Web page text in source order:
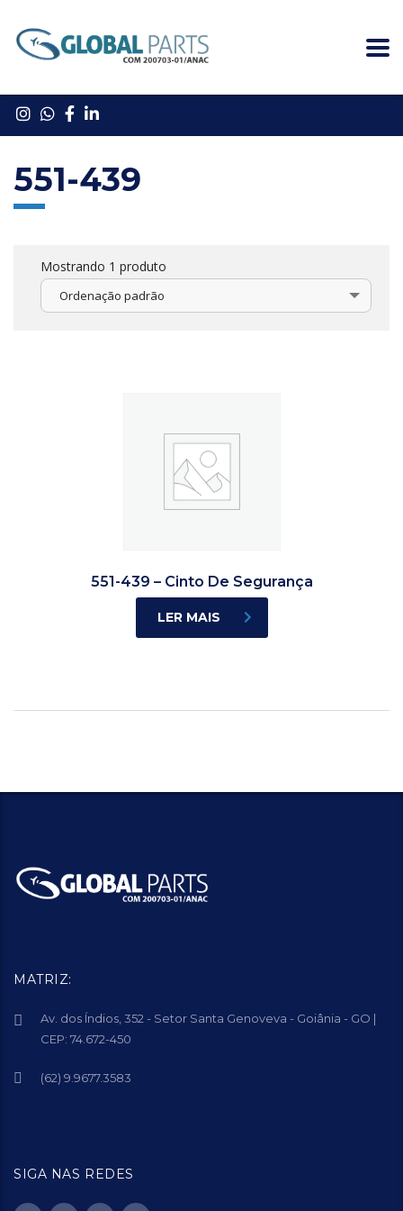
551-439
Mostrando 1 produto
Ordenação padrão
551-439 – Cinto De Segurança
LER MAIS
MATRIZ:
Av. dos Índios, 352 - Setor Santa Genoveva - Goiânia - GO |
CEP: 74.672-450
(62) 9.9677.3583
SIGA NAS REDES